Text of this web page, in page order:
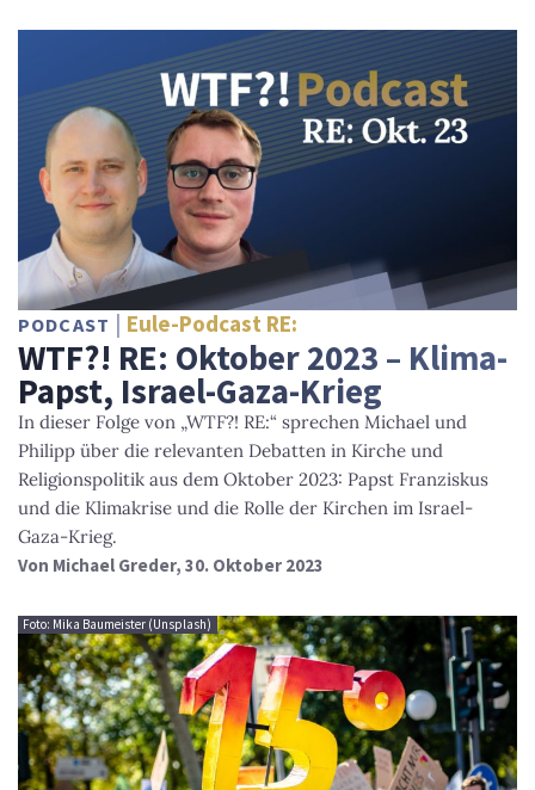
PODCAST Eule-Podcast RE:
WTF?! RE: Oktober 2023 – Klima-
Papst, Israel-Gaza-Krieg
In dieser Folge von „WTF?! RE:“ sprechen Michael und
Philipp über die relevanten Debatten in Kirche und
Religionspolitik aus dem Oktober 2023: Papst Franziskus
und die Klimakrise und die Rolle der Kirchen im Israel-
Gaza-Krieg.
Von Michael Greder, 30. Oktober 2023
Foto: Mika Baumeister (Unsplash)